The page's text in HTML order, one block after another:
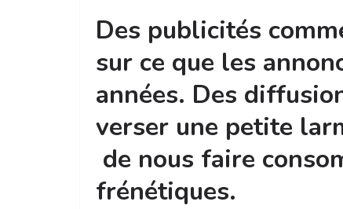
Des publicités
sur ce que les
années. Des
verser une petite
de nous faire
frénétiques.